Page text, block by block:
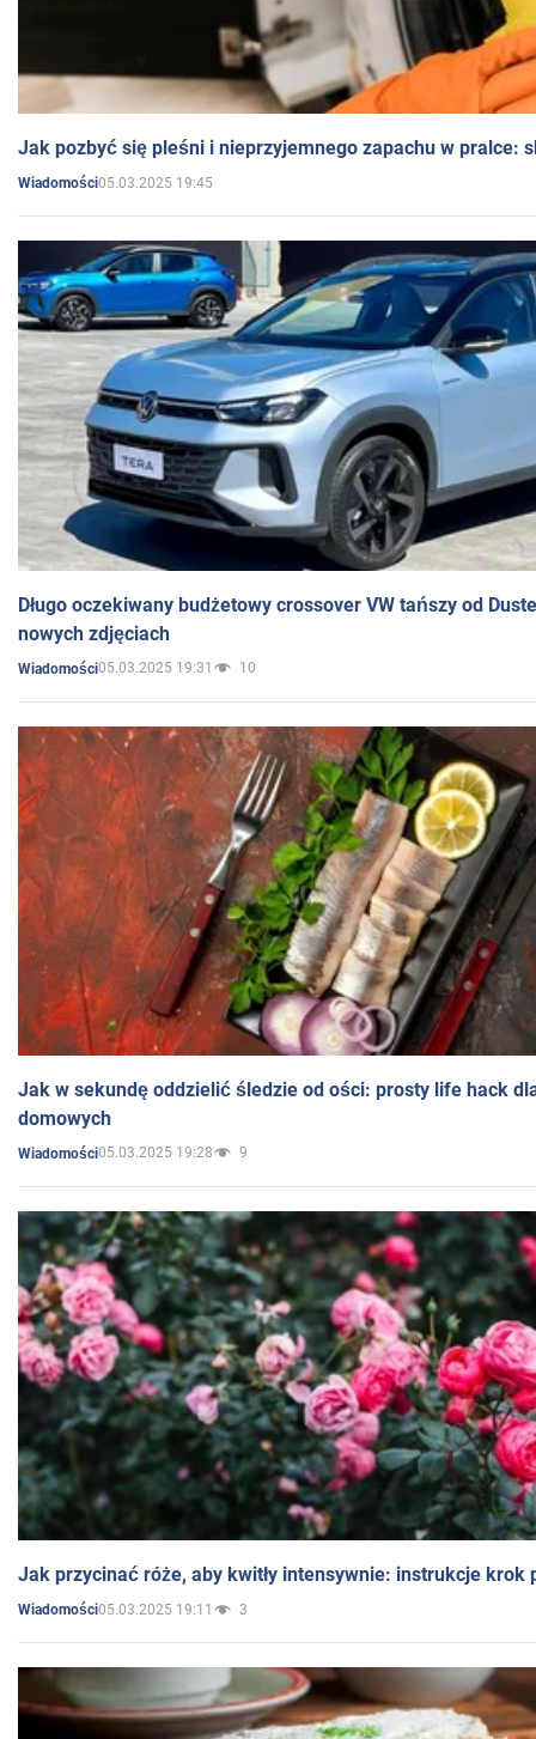
Jak pozbyć się pleśni i nieprzyjemnego zapachu w pralce:
Wiadomości05.03.2025 19:45
Długo oczekiwany budżetowy crossover VW tańszy od
nowych zdjęciach
Wiadomości05.03.2025 19:31 10
Jak w sekundę oddzielić śledzie od ości: prosty life hack
domowych
Wiadomości05.03.2025 19:28 9
Jak przycinać róże, aby kwitły intensywnie: instrukcje krok
Wiadomości05.03.2025 19:11 3